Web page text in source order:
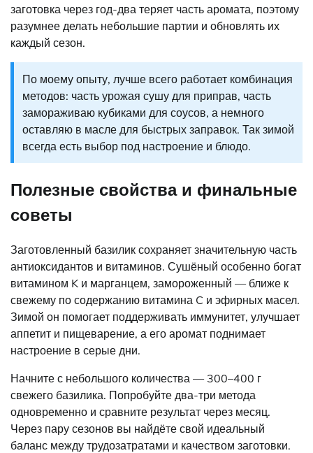
заготовка через год-два теряет часть аромата, поэтому
разумнее делать небольшие партии и обновлять их
каждый сезон.
По моему опыту, лучше всего работает комбинация
методов: часть урожая сушу для приправ, часть
замораживаю кубиками для соусов, а немного
оставляю в масле для быстрых заправок. Так зимой
всегда есть выбор под настроение и блюдо.
Полезные свойства и финальные
советы
Заготовленный базилик сохраняет значительную часть
антиоксидантов и витаминов. Сушёный особенно богат
витамином K и марганцем, замороженный — ближе к
свежему по содержанию витамина C и эфирных масел.
Зимой он помогает поддерживать иммунитет, улучшает
аппетит и пищеварение, а его аромат поднимает
настроение в серые дни.
Начните с небольшого количества — 300–400 г
свежего базилика. Попробуйте два-три метода
одновременно и сравните результат через месяц.
Через пару сезонов вы найдёте свой идеальный
баланс между трудозатратами и качеством заготовки.